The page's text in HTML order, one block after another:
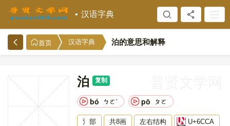
汉语字典
首页 汉语字典 泊的意思和解释
泊 复制
bó ㄅㄛˊ pō ㄆㄛ
氵部 共8画 左右结构 U+6CCA